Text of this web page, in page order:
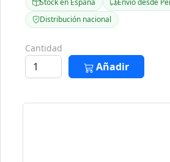
Stock en España
Envío desde
Distribución nacional
Cantidad
Añadir